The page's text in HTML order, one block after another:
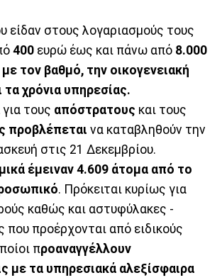
είδαν στους λογαριασμούς τους
400 ευρώ έως και πάνω από 8.000
τον βαθμό, την οικογενειακή
τα χρόνια υπηρεσίας.
τους απόστρατους και τους
προβλέπεται να καταβληθούν την
στις 21 Δεκεμβρίου.
έμειναν 4.609 άτομα από το
. Πρόκειται κυρίως για
καθώς και αστυφύλακες -
που προέρχονται από ειδικούς
προαναγγέλλουν
με τα υπηρεσιακά αλεξίσφαιρα